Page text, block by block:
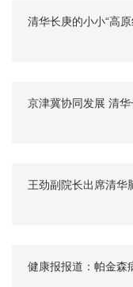
清华长庚的小小“高原
京津冀协同发展 清
王劲副院长出席清华
健康报报道：帕金森